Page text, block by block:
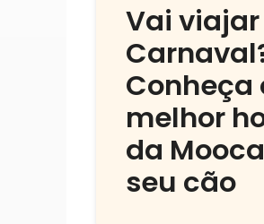
Vai
Conheça
melhor
da
seu cão